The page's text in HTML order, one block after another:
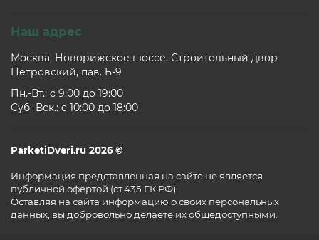
Наш адрес
Москва, Новорижское шоссе, Строительный двор
Петровский, пав. Б-9
Пн.-Вт.: c 9:00 до 19:00
Суб.-Вск.: c 10:00 до 18:00
ParketiDveri.ru 2026 ©
Информация представленная на сайте не является
публичной офертой (ст.435 ГК РФ).
Оставляя на сайта информацию о своих персональных
данных, вы добровольно делаете их общедоступными.